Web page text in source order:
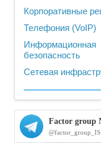
Корпоративные
Телефония (VoIP)
Информационная
безопасность
Сетевая